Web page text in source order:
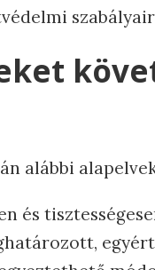
alábbi
és